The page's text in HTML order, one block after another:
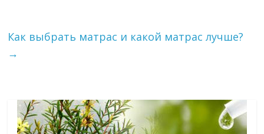
Как выбрать матрас и какой матрас лучше?
→